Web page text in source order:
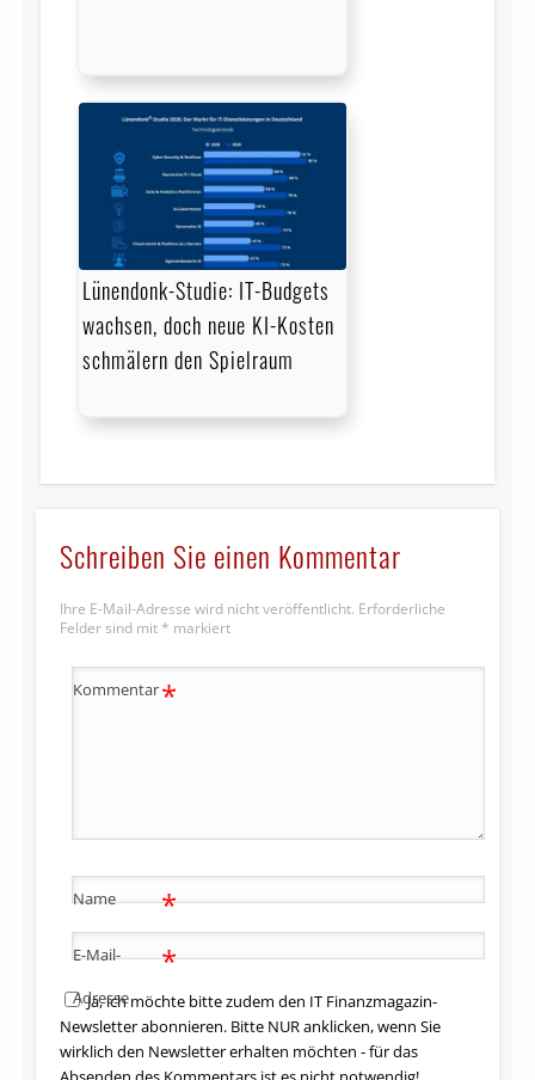
Lünendonk-Studie: IT-Budgets
wachsen, doch neue KI-Kosten
schmälern den Spielraum
Schreiben Sie einen Kommentar
Ihre E-Mail-Adresse wird nicht veröffentlicht. Erforderliche
Felder sind mit * markiert
Kommentar*
Name *
E-Mail-
Adresse
*
Ja, ich möchte bitte zudem den IT Finanzmagazin-
Newsletter abonnieren. Bitte NUR anklicken, wenn Sie
wirklich den Newsletter erhalten möchten - für das